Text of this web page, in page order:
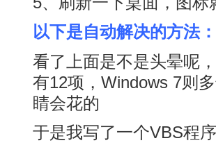
以下是自动解决的方法：
看了上面是不是头晕呢
有12项，Windows 7则
睛会花的
于是我写了一个VBS程